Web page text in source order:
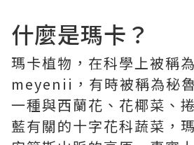
什麼是瑪卡？
瑪卡植物，在科學上被稱
meyenii，有時被稱為秘
一種與西蘭花、花椰菜、
藍有關的十字花科蔬菜，